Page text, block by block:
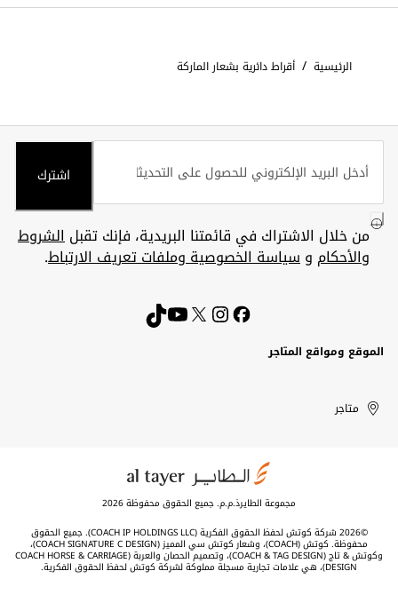
الرئيسية / أقراط دائرية بشعار الماركة
اشترك
من خلال الاشتراك في قائمتنا البريدية، فإنك تقبلالشروط
والأحكام وسياسة الخصوصية وملفات تعريف الارتباط.
الموقع ومواقع المتاجر
United
Arab
Kuwait
الإمارات
العربية
الكويت
متاجر
مجموعة الطايرذ.م.م. جميع الحقوق محفوظة 2026
©2026 شركة كوتش لحفظ الحقوق الفكرية (COACH IP HOLDINGS LLC). جميع الحقوق
محفوظة. كوتش (COACH)، وشعار كوتش سي المميز (COACH SIGNATURE C DESIGN)،
وكوتش & تاج (COACH & TAG DESIGN)، وتصميم الحصان والعربة (COACH HORSE & CARRIAGE
DESIGN)، هي علامات تجارية مسجلة مملوكة لشركة كوتش لحفظ الحقوق الفكرية.